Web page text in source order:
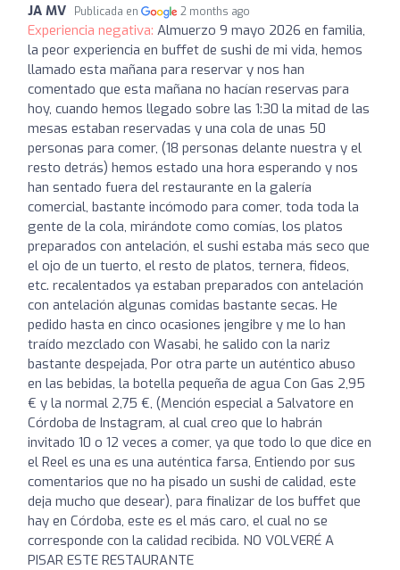
JA MV Publicada en 2 months ago
Experiencia negativa: Almuerzo 9 mayo 2026 en familia,
la peor experiencia en buffet de sushi de mi vida, hemos
llamado esta mañana para reservar y nos han
comentado que esta mañana no hacían reservas para
hoy, cuando hemos llegado sobre las 1:30 la mitad de las
mesas estaban reservadas y una cola de unas 50
personas para comer, (18 personas delante nuestra y el
resto detrás) hemos estado una hora esperando y nos
han sentado fuera del restaurante en la galería
comercial, bastante incómodo para comer, toda toda la
gente de la cola, mirándote como comías, los platos
preparados con antelación, el sushi estaba más seco que
el ojo de un tuerto, el resto de platos, ternera, fideos,
etc. recalentados ya estaban preparados con antelación
con antelación algunas comidas bastante secas. He
pedido hasta en cinco ocasiones jengibre y me lo han
traído mezclado con Wasabi, he salido con la nariz
bastante despejada, Por otra parte un auténtico abuso
en las bebidas, la botella pequeña de agua Con Gas 2,95
€ y la normal 2,75 €, (Mención especial a Salvatore en
Córdoba de Instagram, al cual creo que lo habrán
invitado 10 o 12 veces a comer, ya que todo lo que dice en
el Reel es una es una auténtica farsa, Entiendo por sus
comentarios que no ha pisado un sushi de calidad, este
deja mucho que desear), para finalizar de los buffet que
hay en Córdoba, este es el más caro, el cual no se
corresponde con la calidad recibida. NO VOLVERÉ A
PISAR ESTE RESTAURANTE